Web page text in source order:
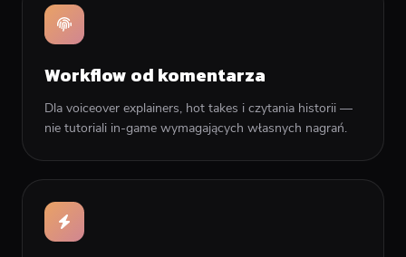
Workflow od komentarza
Dla voiceover explainers, hot takes i czytania historii —
nie tutoriali in-game wymagających własnych nagrań.